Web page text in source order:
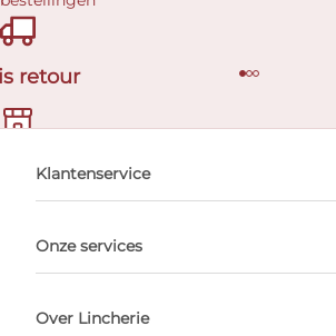
retour
afspraak
Klantenservice
Onze services
Over Lincherie